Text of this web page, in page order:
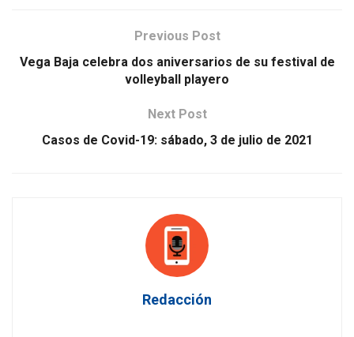
Previous Post
Vega Baja celebra dos aniversarios de su festival de
volleyball playero
Next Post
Casos de Covid-19: sábado, 3 de julio de 2021
Redacción